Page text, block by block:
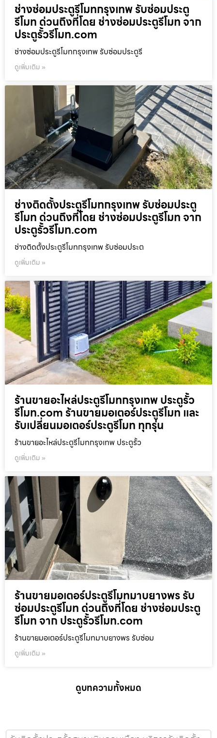
ช่างซ่อมประตูรีโมทกรุงเทพ รับซ่อมประตู
รีโมท ด่วนถึงที่โดย ช่างซ่อมประตูรีโมท จาก
ประตูรั้วรีโมท.com
ช่างซ่อมประตูรีโมทกรุงเทพ รับซ่อมประตูรี
ดูเพิ่มเติม »
ช่างติดตั้งประตูรีโมทกรุงเทพ รับซ่อมประตู
รีโมท ด่วนถึงที่โดย ช่างซ่อมประตูรีโมท จาก
ประตูรั้วรีโมท.com
ช่างติดตั้งประตูรีโมทกรุงเทพ รับซ่อมประต
ดูเพิ่มเติม »
ร้านขายอะไหล่ประตูรีโมทกรุงเทพ ประตูรั้ว
รีโมท.com ร้านขายมอเตอร์ประตูรีโมท และ
รับเปลี่ยนมอเตอร์ประตูรีโมท ทุกรุ่น
ร้านขายอะไหล่ประตูรีโมทกรุงเทพ ประตูรั้ว
ดูเพิ่มเติม »
ร้านขายมอเตอร์ประตูรีโมทมาบยางพร รับ
ซ่อมประตูรีโมท ด่วนถึงที่โดย ช่างซ่อมประตู
รีโมท จาก ประตูรั้วรีโมท.com
ร้านขายมอเตอร์ประตูรีโมทมาบยางพร รับซ่อม
ดูเพิ่มเติม »
ดูบทความทั้งหมด